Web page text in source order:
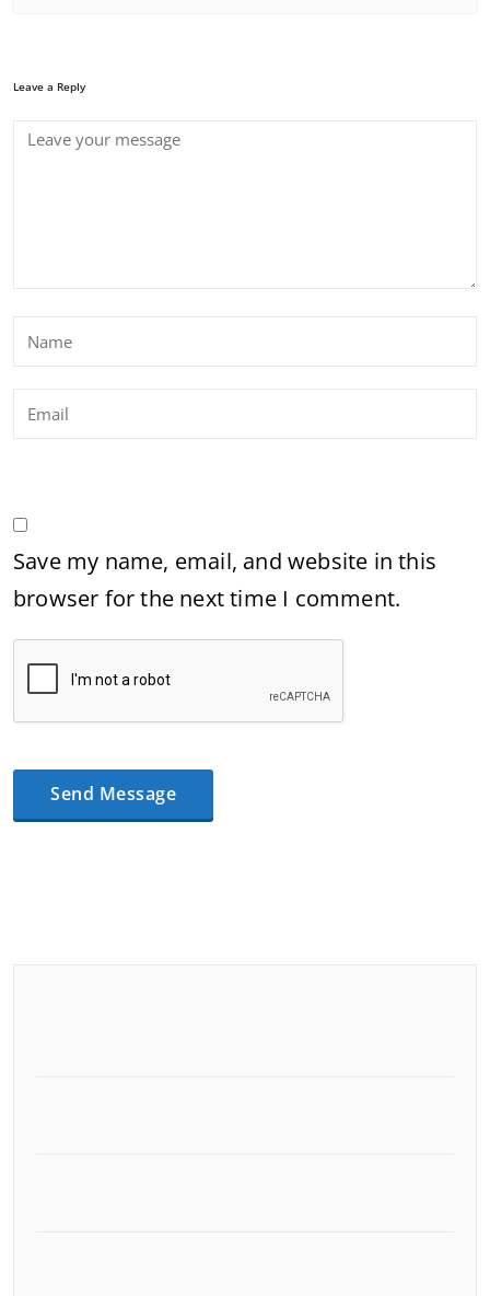
Leave a Reply
Save my name, email, and website in this
browser for the next time I comment.